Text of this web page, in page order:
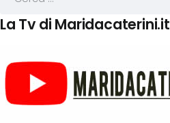
La Tv di Maridacaterini.it